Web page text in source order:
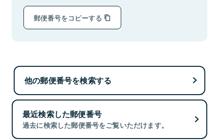
郵便番号をコピーする
他の郵便番号を検索する
最近検索した郵便番号
過去に検索した郵便番号をご覧いただけます。